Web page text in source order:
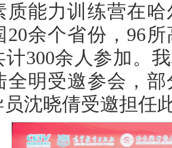
质能力训练营在
20余个省份，96
计300余人参加。
全明受邀参会，
沈晓倩受邀担任